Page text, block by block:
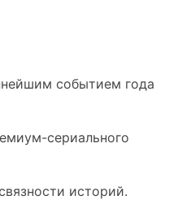
событием года
сериального
историй.